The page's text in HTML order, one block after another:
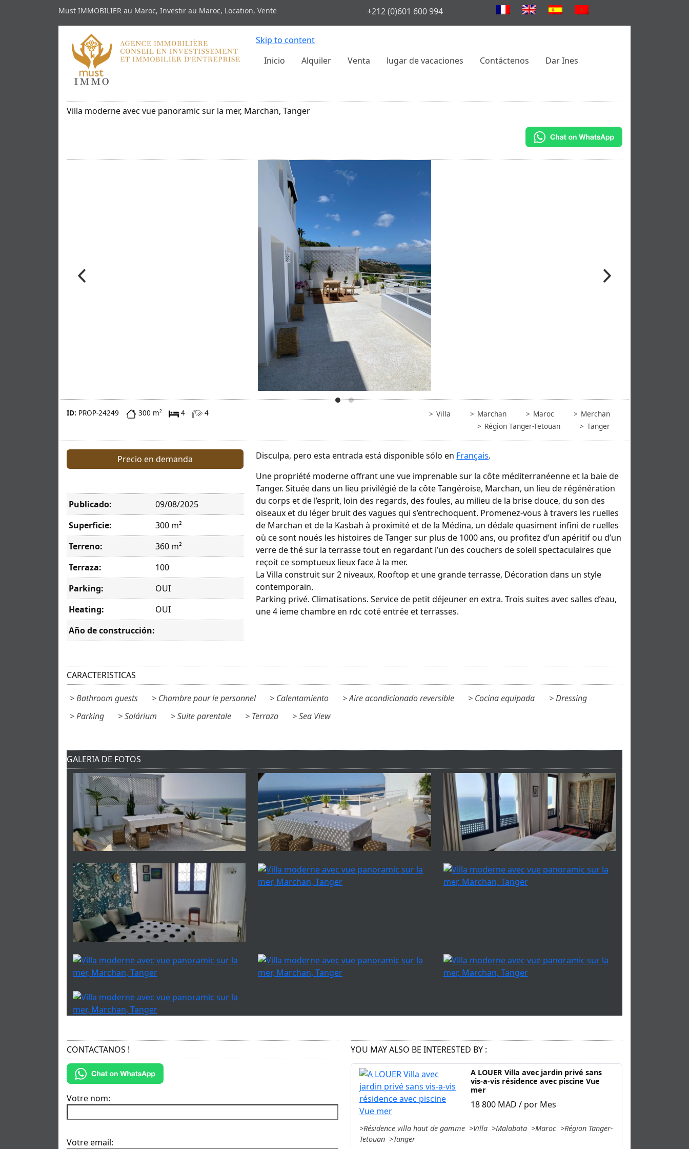
Must IMMOBILIER au Maroc, Investir au Maroc, Location, Vente +212 (0)601 600 994
Skip to content
Inicio
Alquiler Venta lugar de vacaciones Contáctenos Dar Ines
Villa moderne avec vue panoramic sur la mer, Marchan, Tanger
ID: PROP-24249 300 m² 4 4 Villa Marchan Maroc
Merchan
Région Tanger-Tetouan
Tanger
Precio en demanda
Publicado:
09/08/2025
Superficie:
300 m²
Terreno:
360 m²
Terraza:
100
Parking:
OUI
Heating:
OUI
Año de construcción:
Disculpa, pero esta entrada está disponible sólo en Français.
Une propriété moderne offrant une vue imprenable sur la côte méditerranéenne et la baie de
Tanger. Située dans un lieu privilégié de la côte Tangéroise, Marchan, un lieu de régénération
du corps et de l’esprit, loin des regards, des foules, au milieu de la brise douce, du son des
oiseaux et du léger bruit des vagues qui s’entrechoquent. Promenez-vous à travers les ruelles
de Marchan et de la Kasbah à proximité et de la Médina, un dédale quasiment infini de ruelles
où ce sont noués les histoires de Tanger sur plus de 1000 ans, ou profitez d’un apéritif ou d’un
verre de thé sur la terrasse tout en regardant l’un des couchers de soleil spectaculaires que
reçoit ce somptueux lieux face à la mer.
La Villa construit sur 2 niveaux, Rooftop et une grande terrasse, Décoration dans un style
contemporain.
Parking privé. Climatisations. Service de petit déjeuner en extra. Trois suites avec salles d’eau,
une 4 ieme chambre en rdc coté entrée et terrasses.
CARACTERISTICAS
Bathroom guests Chambre pour le personnel Calentamiento Aire acondicionado reversible Cocina equipada
Dressing
Parking
Solárium Suite parentale Terraza Sea View
GALERIA DE FOTOS
CONTACTANOS !
Votre nom:
Votre email:
YOU MAY ALSO BE INTERESTED BY :
A LOUER Villa avec jardin privé sans
vis-a-vis résidence avec piscine Vue
mer
18 800 MAD / por Mes
Résidence villa haut de gamme Villa Malabata Maroc
Région Tanger-
Tetouan
Tanger